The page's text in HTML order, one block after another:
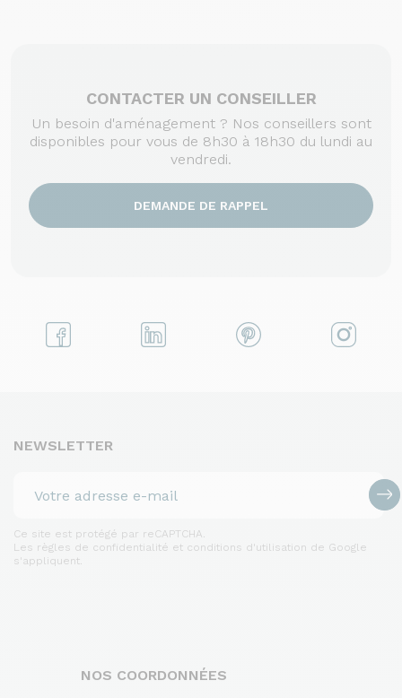
CONTACTER UN CONSEILLER
Un besoin d'aménagement ? Nos conseillers sont
disponibles pour vous de 8h30 à 18h30 du lundi au
vendredi.
DEMANDE DE RAPPEL
NEWSLETTER
Ce site est protégé par reCAPTCHA.
Les règles de confidentialité et conditions d'utilisation de Google
s'appliquent.
NOS COORDONNÉES